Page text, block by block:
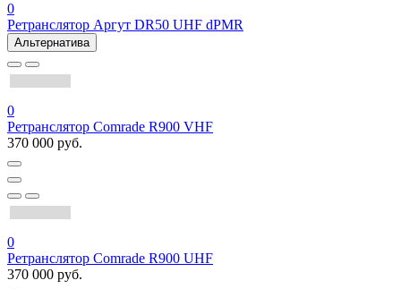
0
Ретранслятор Аргут DR50 UHF dPMR
Альтернатива
0
Ретранслятор Comrade R900 VHF
370 000 руб.
0
Ретранслятор Comrade R900 UHF
370 000 руб.